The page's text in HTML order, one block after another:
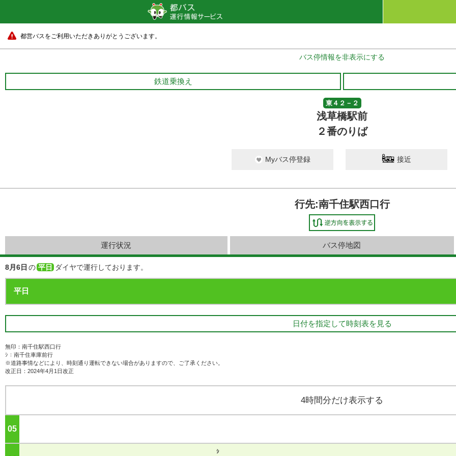
都営バスをご利用いただきありがとうございます。
バス停情報を非表示にする
鉄道乗換え
東４２－２
浅草橋駅前
２番のりば
Myバス停登録 接近
行先:南千住駅西口行
運行状況 バス停地図
8月6日 の 平日 ダイヤで運行しております。
日付を指定して時刻表を見る
無印：南千住駅西口行
ｼ：南千住車庫前行
※道路事情などにより、時刻通り運転できない場合がありますので、ご了承ください。
改正日：2024年4月1日改正
4時間分だけ表示する
05
ｼ